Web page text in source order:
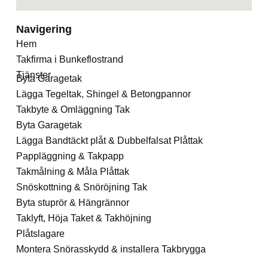
Navigering
Hem
Takfirma i Bunkeflostrand
Tjänster
Byta Garagetak
Lägga Tegeltak, Shingel & Betongpannor
Takbyte & Omläggning Tak
Byta Garagetak
Lägga Bandtäckt plåt & Dubbelfalsat Plåttak
Pappläggning & Takpapp
Takmålning & Måla Plåttak
Snöskottning & Snöröjning Tak
Byta stuprör & Hängrännor
Taklyft, Höja Taket & Takhöjning
Plåtslagare
Montera Snörasskydd & installera Takbrygga